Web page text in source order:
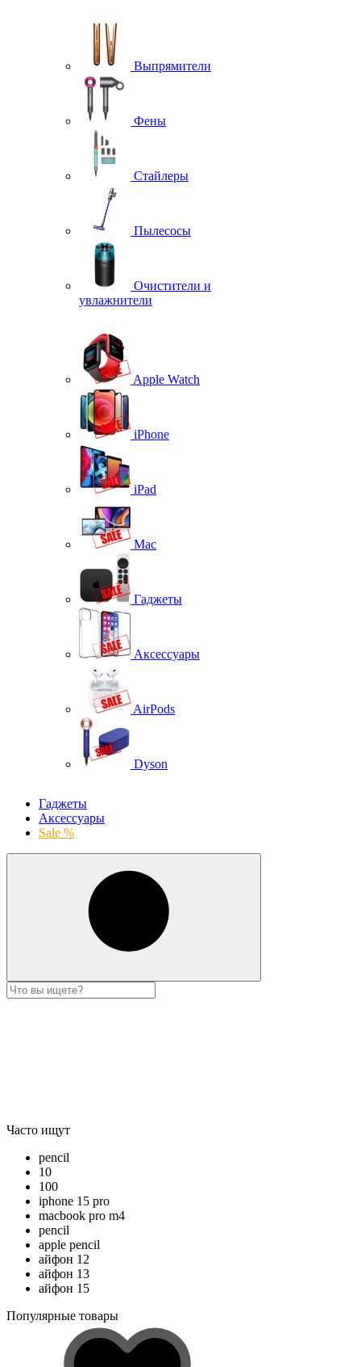
Выпрямители
Фены
Стайлеры
Пылесосы
Очистители и
увлажнители
Apple Watch
iPhone
iPad
Mac
Гаджеты
Аксессуары
AirPods
Dyson
Гаджеты
Аксессуары
Sale %
Часто ищут
pencil
10
100
iphone 15 pro
macbook pro m4
pencil
apple pencil
айфон 12
айфон 13
айфон 15
Популярные товары